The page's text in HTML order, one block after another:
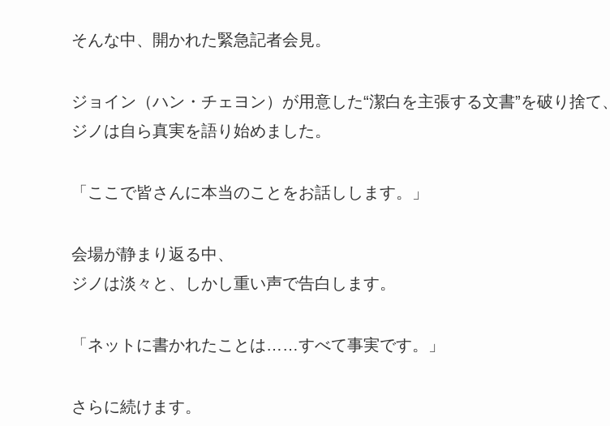
そんな中、開かれた緊急記者会見。
ジョイン（ハン・チェヨン）が用意した“潔白を主張する文書”を破り捨て、
ジノは自ら真実を語り始めました。
「ここで皆さんに本当のことをお話しします。」
会場が静まり返る中、
ジノは淡々と、しかし重い声で告白します。
「ネットに書かれたことは……すべて事実です。」
さらに続けます。